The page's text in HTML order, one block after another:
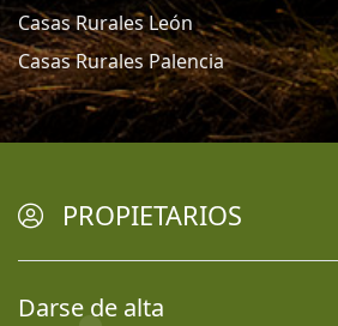
Casas Rurales León
Casas Rurales Palencia
PROPIETARIOS
Darse de alta